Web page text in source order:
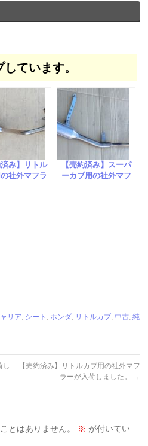
ています。
済み】リトル
社外マフラ
【売約済み】スーパ
ーカブ用の社外マフ
リア, シート ,ホンダ, リトルカブ,中古,純
し
【売約済み】リトルカブ用の社外マフ
ラーが入荷しました。
→
とはありません。 ※ が付いてい